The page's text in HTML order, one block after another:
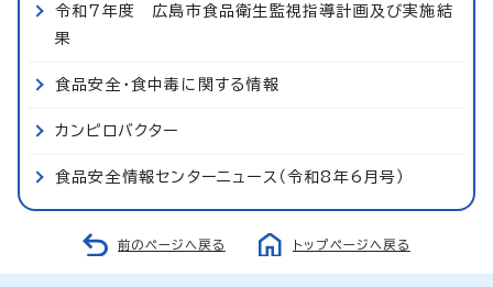
令和7年度 広島市食品衛生監視指導計画及び実施結
果
食品安全・食中毒に関する情報
カンピロバクター
食品安全情報センターニュース（令和8年6月号）
前のページへ戻る トップページへ戻る